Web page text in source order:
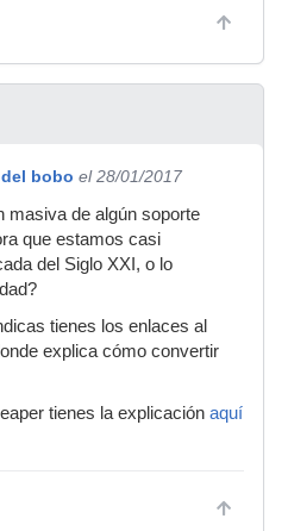
bobo el 28/01/2017
masiva de algún soporte
que estamos casi
del Siglo XXI, o lo
tienes los enlaces al
explica cómo convertir
tienes la explicación aquí